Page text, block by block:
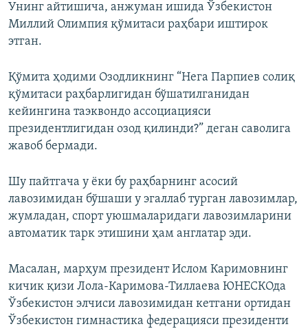
Унинг айтишича, анжуман ишида Ўзбекистон
Миллий Олимпия қўмитаси раҳбари иштирок
этган.
Қўмита ҳодими Озодликнинг “Нега Парпиев солиқ
қўмитаси раҳбарлигидан бўшатилганидан
кейингина таэквондо ассоциацияси
президентлигидан озод қилинди?” деган саволига
жавоб бермади.
Шу пайтгача у ëки бу раҳбарнинг асосий
лавозимидан бўшаши у эгаллаб турган лавозимлар,
жумладан, спорт уюшмаларидаги лавозимларини
автоматик тарк этишини ҳам англатар эди.
Масалан, марҳум президент Ислом Каримовнинг
кичик қизи Лола-Каримова-Тиллаева ЮНЕСКОда
Ўзбекистон элчиси лавозимидан кетгани ортидан
Ўзбекистон гимнастика федерацияси президенти